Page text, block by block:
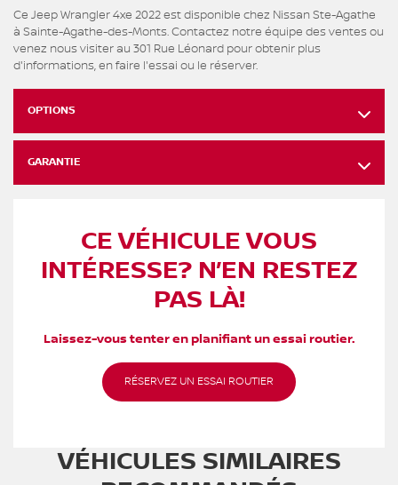
Ce Jeep Wrangler 4xe 2022 est disponible chez Nissan Ste-Agathe
à Sainte-Agathe-des-Monts. Contactez notre équipe des ventes ou
venez nous visiter au 301 Rue Léonard pour obtenir plus
d'informations, en faire l'essai ou le réserver.
OPTIONS
GARANTIE
CE VÉHICULE VOUS
INTÉRESSE? N’EN RESTEZ
PAS LÀ!
Laissez-vous tenter en planifiant un essai routier.
RÉSERVEZ UN ESSAI ROUTIER
VÉHICULES SIMILAIRES